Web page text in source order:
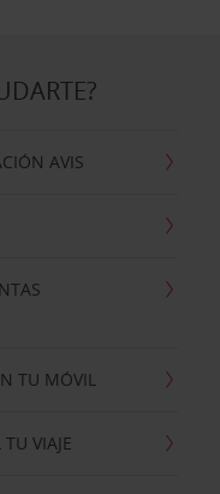
AVIS
TU MÓVIL
VIAJE